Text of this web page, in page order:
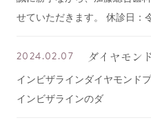
せていただきます。 休診日：
2024.02.07 ダイヤモン
インビザラインダイヤモンドプロバイダー
インビザラインのダ